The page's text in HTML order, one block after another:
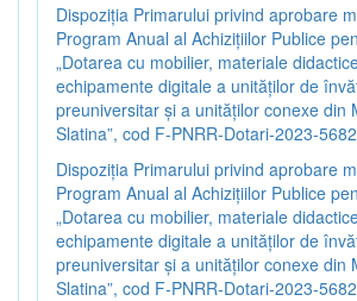
Dispoziția Primarului privind aprobare
Program Anual al Achizițiilor Publice
„Dotarea cu mobilier, materiale
echipamente digitale a unităților de
preuniversitar și a unităților conexe din
Slatina”, cod F-PNRR-Dotari-2023-5682
Dispoziția Primarului privind aprobare
Program Anual al Achizițiilor Publice
„Dotarea cu mobilier, materiale
echipamente digitale a unităților de
preuniversitar și a unităților conexe din
Slatina”, cod F-PNRR-Dotari-2023-5682